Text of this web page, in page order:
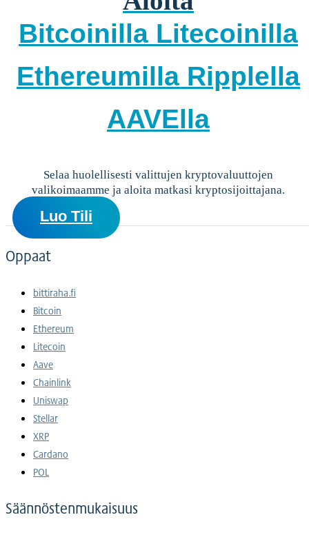
Bitcoinilla Litecoinilla
Ethereumilla Ripplella
AAVElla
Selaa huolellisesti valittujen kryptovaluuttojen
valikoimaamme ja aloita matkasi kryptosijoittajana.
Luo Tili
Oppaat
bittiraha.fi
Bitcoin
Ethereum
Litecoin
Aave
Chainlink
Uniswap
Stellar
XRP
Cardano
POL
Säännöstenmukaisuus